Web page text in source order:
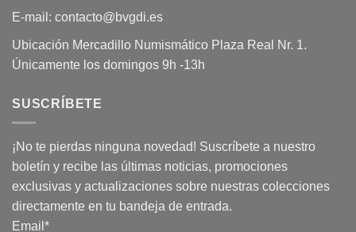
E-mail: contacto@bvgdi.es
Ubicación Mercadillo Numismático Plaza Real Nr. 1.
Únicamente los domingos 9h -13h
SUSCRÍBETE
¡No te pierdas ninguna novedad! Suscríbete a nuestro
boletín y recibe las últimas noticias, promociones
exclusivas y actualizaciones sobre nuestras colecciones
directamente en tu bandeja de entrada.
Email*